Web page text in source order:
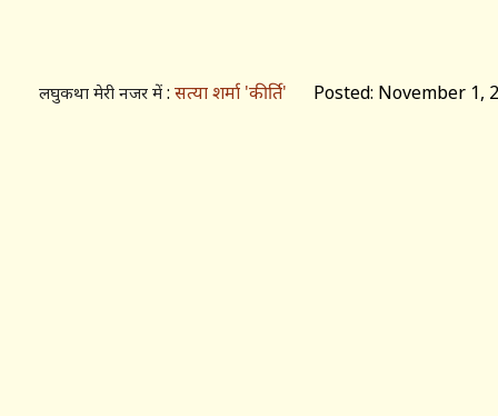
लघुकथा मेरी नजर में : सत्या शर्मा 'कीर्ति' Posted: November 1,